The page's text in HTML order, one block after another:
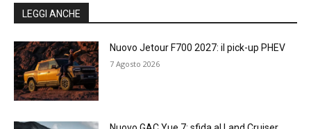
LEGGI ANCHE
Nuovo Jetour F700 2027: il pick-up PHEV
7 Agosto 2026